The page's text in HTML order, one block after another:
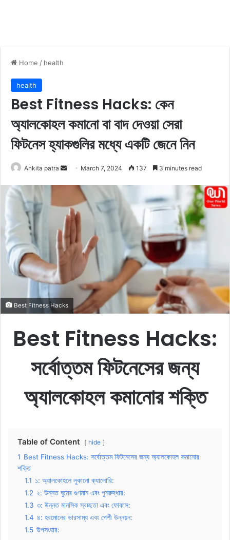
Home / health
health
Best Fitness Hacks: কেন
অ্যালকোহল কমানো বা বাদ দেওয়া সেরা
ফিটনেস হ্যাকগুলির মধ্যে একটি জেনে নিন
Ankita patra
d
a
March 7, 2024 137 3 minutes read
Best Fitness Hacks
Best Fitness Hacks:
সর্বোত্তম ফিটনেসের জন্য
অ্যালকোহল কমানোর শক্তি
Table of Content hide
1 Best Fitness Hacks: সর্বোত্তম ফিটনেসের জন্য অ্যালকোহল কমানোর
শক্তি
1.1 ১: অ্যালকোহলে লুকানো ক্যালোরি:
1.2 ২: উন্নত ঘুমের গুণমান এবং পুনরুদ্ধার:
1.3 ৩: উন্নত মানসিক স্বচ্ছতা এবং ফোকাস:
1.4 ৪: হরমোনের ভারসাম্য এবং পেশী উন্নয়ন:
1.5 উপসংহার: